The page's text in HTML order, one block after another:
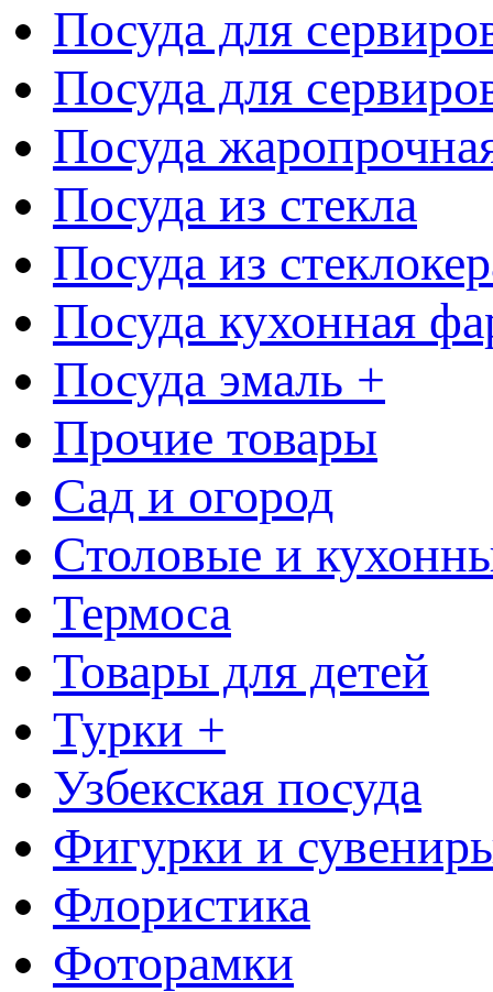
Посуда для
Посуда для
Посуда
Посуда из стекла
Посуда из
Посуда кухонная
Посуда эмаль +
Прочие товары
Сад и огород
Столовые и
Термоса
Товары для детей
Турки +
Узбекская посуда
Фигурки и
Флористика
Фоторамки